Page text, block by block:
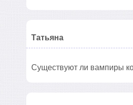
Татьяна
Существуют ли вампиры